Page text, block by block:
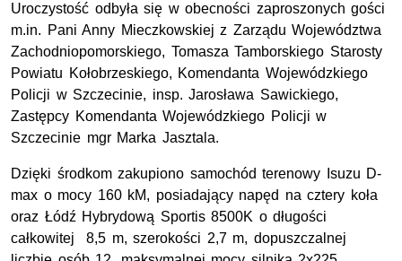
Uroczystość odbyła się w obecności zaproszonych gości
m.in. Pani Anny Mieczkowskiej z Zarządu Województwa
Zachodniopomorskiego, Tomasza Tamborskiego Starosty
Powiatu Kołobrzeskiego, Komendanta Wojewódzkiego
Policji w Szczecinie, insp. Jarosława Sawickiego,
Zastępcy Komendanta Wojewódzkiego Policji w
Szczecinie mgr Marka Jasztala.
Dzięki środkom zakupiono samochód terenowy Isuzu D-
max o mocy 160 kM, posiadający napęd na cztery koła
oraz Łódź Hybrydową Sportis 8500K o długości
całkowitej 8,5 m, szerokości 2,7 m, dopuszczalnej